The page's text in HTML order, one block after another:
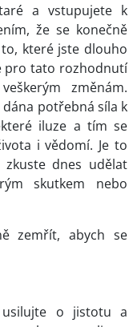
a vstupujete k
že se konečně
které jste dlouho
pro tato rozhodnutí
změnám.
potřebná síla k
iluze a tím se
i vědomí. Je to
dnes udělat
skutkem nebo
zemřít, abych se
o jistotu a